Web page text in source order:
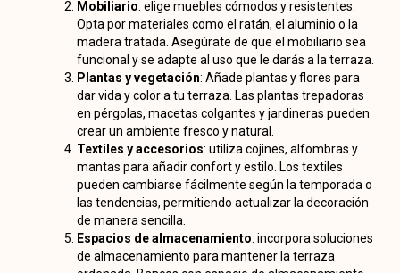
Mobiliario: elige muebles cómodos y resistentes.
Opta por materiales como el ratán, el aluminio o la
madera tratada. Asegúrate de que el mobiliario sea
funcional y se adapte al uso que le darás a la terraza.
Plantas y vegetación: Añade plantas y flores para
dar vida y color a tu terraza. Las plantas trepadoras
en pérgolas, macetas colgantes y jardineras pueden
crear un ambiente fresco y natural.
Textiles y accesorios: utiliza cojines, alfombras y
mantas para añadir confort y estilo. Los textiles
pueden cambiarse fácilmente según la temporada o
las tendencias, permitiendo actualizar la decoración
de manera sencilla.
Espacios de almacenamiento: incorpora soluciones
de almacenamiento para mantener la terraza